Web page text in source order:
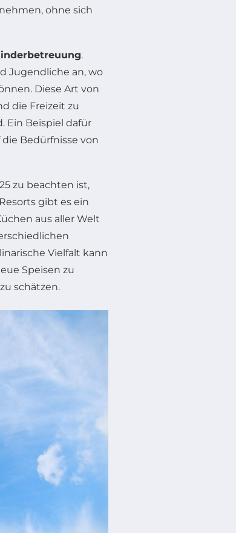
ohne sich
.
Jugendliche an, wo
Diese Art von
die Freizeit zu
Ein Beispiel dafür
die Bedürfnisse von
zu beachten ist,
gibt es ein
aus aller Welt
Vielfalt kann
Speisen zu
schätzen.